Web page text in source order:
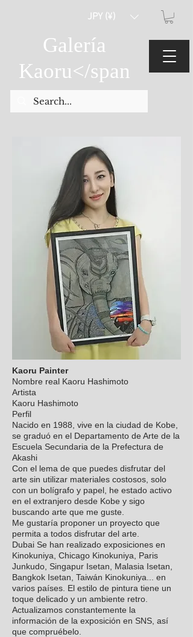
Galería
Kaoru</span
JPY (¥)
Kaoru Painter
Nombre real Kaoru Hashimoto
Artista
Kaoru Hashimoto
Perfil
Nacido en 1988, vive en la ciudad de Kobe,
se graduó en el Departamento de Arte de la
Escuela Secundaria de la Prefectura de
Akashi
Con el lema de que puedes disfrutar del
arte sin utilizar materiales costosos, solo
con un bolígrafo y papel, he estado activo
en el extranjero desde Kobe y sigo
buscando arte que me guste.
Me gustaría proponer un proyecto que
permita a todos disfrutar del arte.
Dubai Se han realizado exposiciones en
Kinokuniya, Chicago Kinokuniya, Paris
Junkudo, Singapur Isetan, Malasia Isetan,
Bangkok Isetan, Taiwán Kinokuniya... en
varios países. El estilo de pintura tiene un
toque delicado y un ambiente retro.
Actualizamos constantemente la
información de la exposición en SNS, así
que compruébelo.